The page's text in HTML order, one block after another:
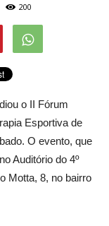
200
o II Fórum
Esportiva de
O evento, que
Auditório do 4º
Motta, 8, no bairro